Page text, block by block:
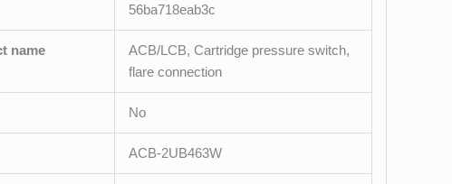
56ba718eab3c
name
ACB/LCB, Cartridge pressure switch,
flare connection
No
ACB-2UB463W